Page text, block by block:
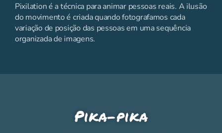
Pixilation é a técnica para animar pessoas reais. A ilusão
do movimento é criada quando fotografamos cada
variação de posição das pessoas em uma sequência
organizada de imagens.
Pika-pika